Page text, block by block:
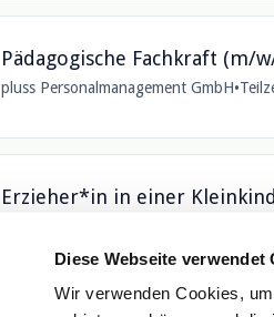
Diese Webseite verwendet
Wir verwenden Cookies,
Pädagogische Fachkraft (m/
pluss Personalmanagement GmbH•
Erzieher*in in einer
Kindeswohl-Berlin gGmbH •Vollzeit•